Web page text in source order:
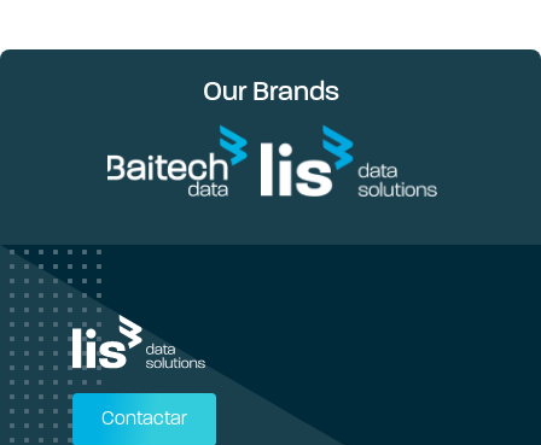
Our Brands
Contactar